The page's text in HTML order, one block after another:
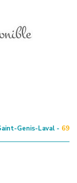
Genis-Laval - 69